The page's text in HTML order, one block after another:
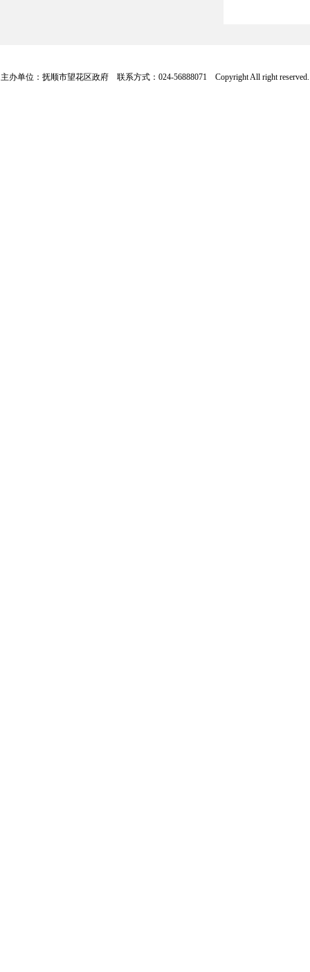
主办单位：抚顺市望花区政府 联系方式：024-56888071 Copyright All right